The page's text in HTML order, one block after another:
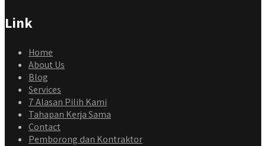
Link
Home
About Us
Blog
Services
7 Alasan Pilih Kami
Tahapan Kerja Sama
Contact
Pemborong dan Kontraktor